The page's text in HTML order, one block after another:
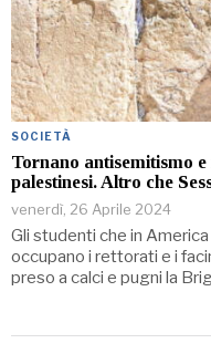
SOCIETÀ
Tornano antisemitismo
palestinesi. Altro che
venerdì, 26 Aprile 2024
Gli studenti che in
occupano i rettorati e i
preso a calci e pugni la